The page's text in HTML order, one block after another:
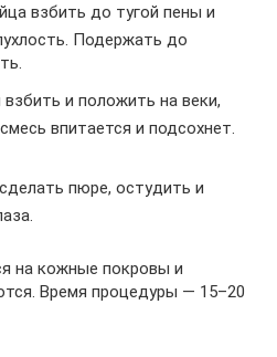
взбить до тугой пены и
Подержать до
и положить на веки,
впитается и подсохнет.
пюре, остудить и
на кожные покровы и
Время процедуры — 15–20